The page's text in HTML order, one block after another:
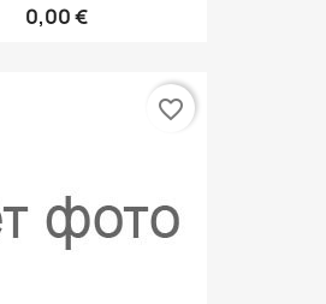
0,00 €
favorite_border